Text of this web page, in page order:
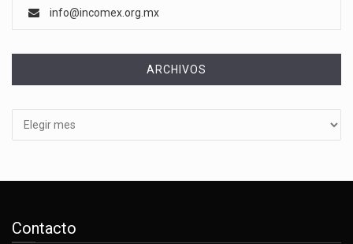
info@incomex.org.mx
ARCHIVOS
Contacto